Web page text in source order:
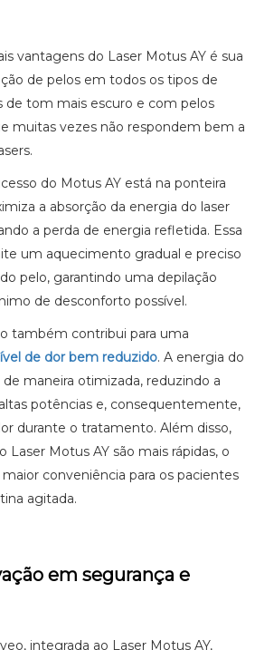
vantagens do Laser Motus AY é sua
de pelos em todos os tipos de
de tom mais escuro e com pelos
muitas vezes não respondem bem a
do Motus AY está na ponteira
a absorção da energia do laser
a perda de energia refletida. Essa
um aquecimento gradual e preciso
pelo, garantindo uma depilação
de desconforto possível.
também contribui para uma
de dor bem reduzido. A energia do
de maneira otimizada, reduzindo a
potências e, consequentemente,
durante o tratamento. Além disso,
Laser Motus AY são mais rápidas, o
conveniência para os pacientes
agitada.
em segurança e
integrada ao Laser Motus AY,